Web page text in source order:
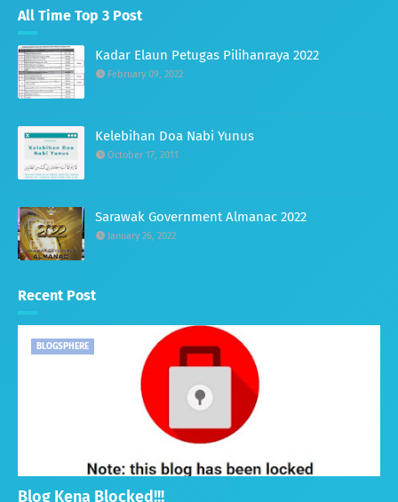
All Time Top 3 Post
Kadar Elaun Petugas Pilihanraya 2022
February 09, 2022
Kelebihan Doa Nabi Yunus
October 17, 2011
Sarawak Government Almanac 2022
January 26, 2022
Recent Post
BLOGSPHERE
Blog Kena Blocked!!!